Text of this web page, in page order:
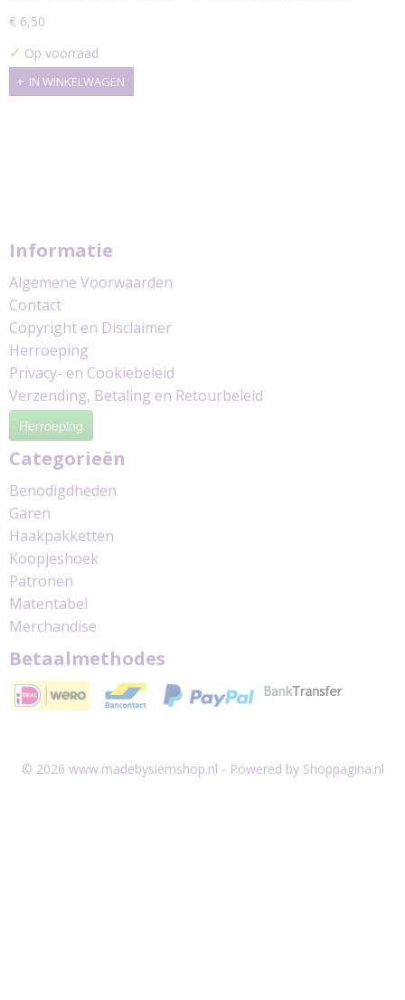
€ 6,50
✓ Op voorraad
IN WINKELWAGEN
Informatie
Algemene Voorwaarden
Contact
Copyright en Disclaimer
Herroeping
Privacy- en Cookiebeleid
Verzending, Betaling en Retourbeleid
Herroeping
Categorieën
Benodigdheden
Garen
Haakpakketten
Koopjeshoek
Patronen
Matentabel
Merchandise
Betaalmethodes
© 2026 www.madebysiemshop.nl - Powered by Shoppagina.nl